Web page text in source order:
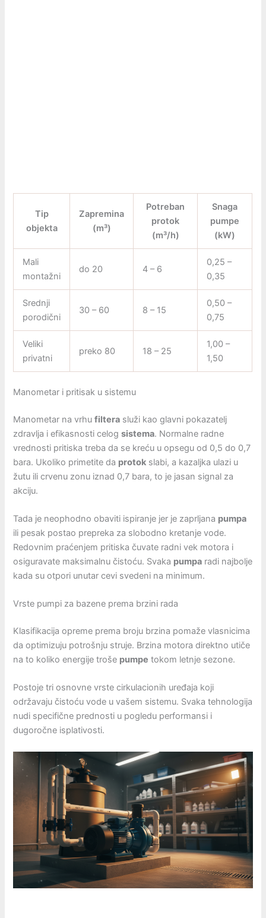
Tip
objekta
Zapremina
(m³)
Potreban
protok
(m³/h)
Snaga
pumpe
(kW)
Mali
montažni
do 20 4 – 6
0,25 –
0,35
Srednji
porodični
30 – 60 8 – 15
0,50 –
0,75
Veliki
privatni
preko 80 18 – 25
1,00 –
1,50
Manometar i pritisak u sistemu
Manometar na vrhufiltera služi kao glavni pokazatelj
zdravlja i efikasnosti celogsistema. Normalne radne
vrednosti pritiska treba da se kreću u opsegu od 0,5 do 0,7
bara. Ukoliko primetite da protok slabi, a kazaljka ulazi u
žutu ili crvenu zonu iznad 0,7 bara, to je jasan signal za
akciju.
Tada je neophodno obaviti ispiranje jer je zaprljana pumpa
ili pesak postao prepreka za slobodno kretanje vode.
Redovnim praćenjem pritiska čuvate radni vek motora i
osiguravate maksimalnu čistoću. Svaka pumpa radi najbolje
kada su otpori unutar cevi svedeni na minimum.
Vrste pumpi za bazene prema brzini rada
Klasifikacija opreme prema broju brzina pomaže vlasnicima
da optimizuju potrošnju struje. Brzina motora direktno utiče
na to koliko energije troše pumpe tokom letnje sezone.
Postoje tri osnovne vrste cirkulacionih uređaja koji
održavaju čistoću vode u vašem sistemu. Svaka tehnologija
nudi specifične prednosti u pogledu performansi i
dugoročne isplativosti.